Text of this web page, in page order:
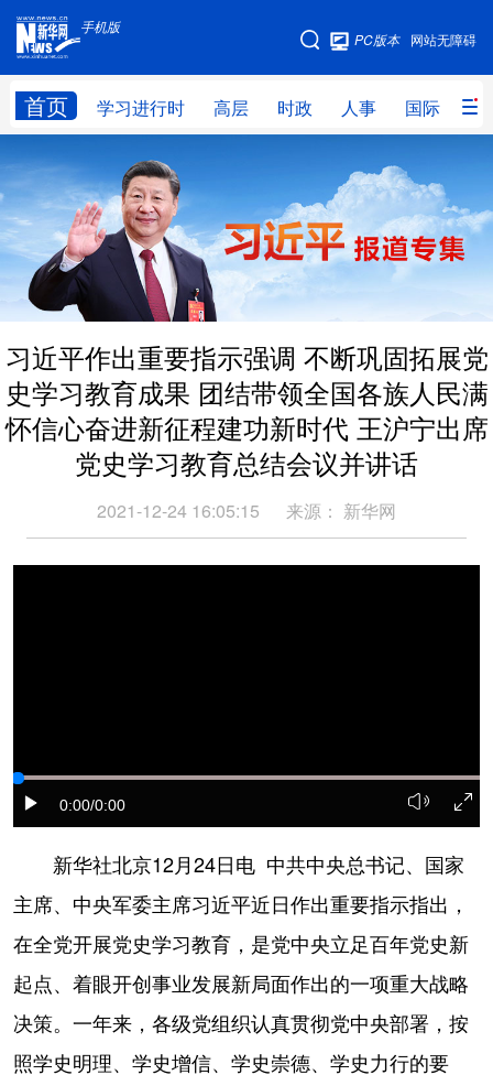
手机版
网站无障碍
PC版本
首页 学习进行时 高层 时政 人事 国际 财
手机版
网站地图
学习进行时 高层 人事
国际 财经 网评 港澳
台湾 思客智库 全球连线 教育
科技 科创 量子
文化 书画 健康 军事
访谈 视频 图片 政务
法律 中央文件 金融 汽车
学术中国 乡村振兴 银龄 溯源中国
地方频道
北京 天津 河北 山西
辽宁 吉林 上海 江苏
浙江 安徽 福建 江西
山东 河南 湖北 湖南
广东 广西 海南 重庆
习近平作出重要指示强调 不断巩固拓展党
史学习教育成果 团结带领全国各族人民满
怀信心奋进新征程建功新时代 王沪宁出席
党史学习教育总结会议并讲话
2021-12-24 16:05:15 来源： 新华网
0:00/0:00
新华社北京12月24日电 中共中央总书记、国家
主席、中央军委主席习近平近日作出重要指示指出，
在全党开展党史学习教育，是党中央立足百年党史新
起点、着眼开创事业发展新局面作出的一项重大战略
决策。一年来，各级党组织认真贯彻党中央部署，按
照学史明理、学史增信、学史崇德、学史力行的要